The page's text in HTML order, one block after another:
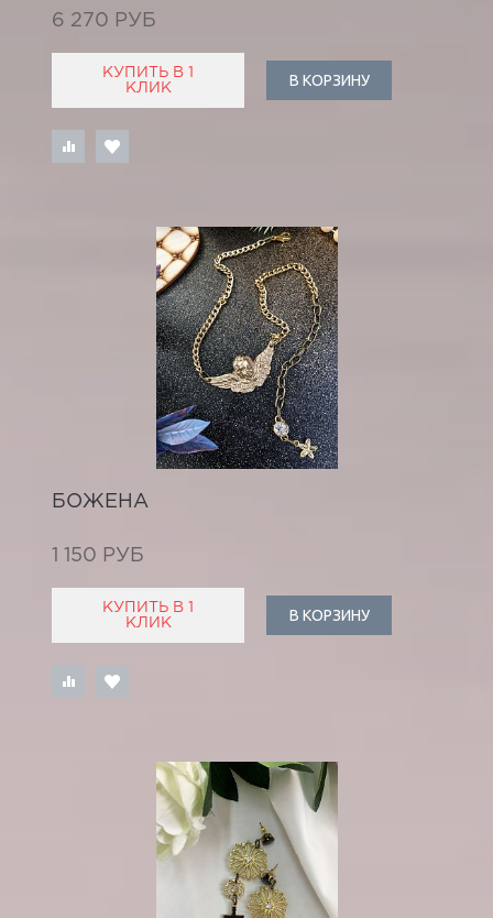
6 270 РУБ
КУПИТЬ В 1
КЛИК
В КОРЗИНУ
БОЖЕНА
1 150 РУБ
КУПИТЬ В 1
КЛИК
В КОРЗИНУ